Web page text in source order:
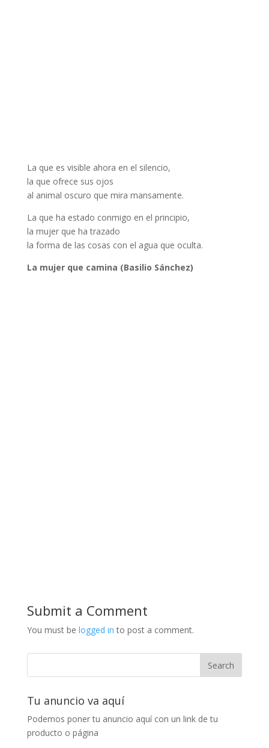
La que es visible ahora en el silencio,
la que ofrece sus ojos
al animal oscuro que mira mansamente.
La que ha estado conmigo en el principio,
la mujer que ha trazado
la forma de las cosas con el agua que oculta.
La mujer que camina (Basilio Sánchez)
Submit a Comment
You must be logged in to post a comment.
Tu anuncio va aquí
Podemos poner tu anuncio aquí con un link de tu
producto o página